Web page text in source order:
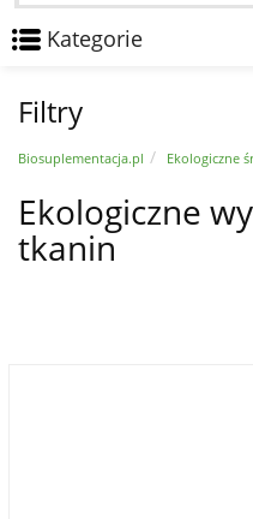
Kategorie
Filtry
Biosuplementacja.pl Ekologiczne
Ekologiczne
tkanin